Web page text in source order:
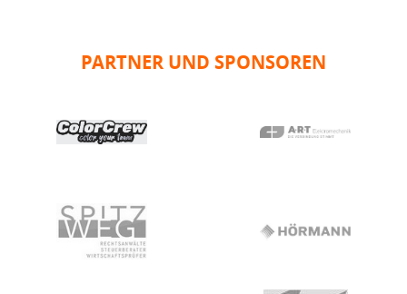
PARTNER UND SPONSOREN